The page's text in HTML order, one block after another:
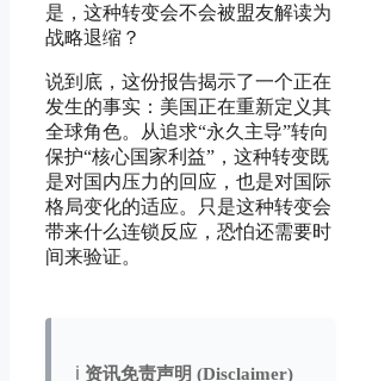
是，这种转变会不会被盟友解读为
战略退缩？
说到底，这份报告揭示了一个正在
发生的事实：美国正在重新定义其
全球角色。从追求“永久主导”转向
保护“核心国家利益”，这种转变既
是对国内压力的回应，也是对国际
格局变化的适应。只是这种转变会
带来什么连锁反应，恐怕还需要时
间来验证。
ℹ️ 资讯免责声明 (Disclaimer)